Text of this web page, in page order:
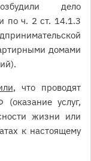
дело
по ч. 2 ст. 14.1.3
домами
, что проводят
услуг,
жизни или
к настоящему